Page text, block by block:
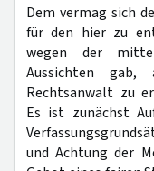
Dem vermag sich
für den hier zu
wegen der
Aussichten gab,
Rechtsanwalt zu
Es ist zunächst
und Achtung der